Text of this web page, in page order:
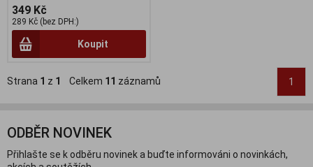
349 Kč
289 Kč (bez DPH:)
Koupit
Strana 1 z 1 Celkem 11 záznamů 1
ODBĚR NOVINEK
Přihlašte se k odběru novinek a buďte informováni o novinkách,